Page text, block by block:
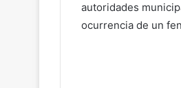
autoridades
ocurrencia de un